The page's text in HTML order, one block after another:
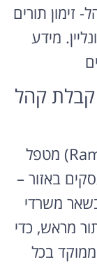
תורים
מידע
קהל
פקיד השומה ברמת גן (Ramat Gan) מטפל
באזור –
משרדי
מראש, כדי
בכל